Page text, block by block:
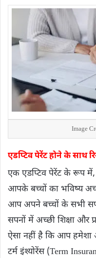
Image
एड​प्टिव पेरेंट होने के साथ
एक एड​प्टिव पेरेंट के रूप
आपके बच्चों का भविष्य
आप अपने बच्चों के सभी
सपनों में अच्छी शिक्षा और
ऐसा नहीं है कि आप हमेशा
टर्म इंश्योरेंस (Term